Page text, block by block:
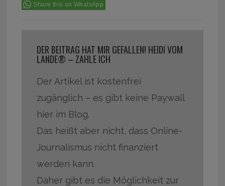
Share this on WhatsApp
DER BEITRAG HAT MIR GEFALLEN! HEIDI VOM
LANDE® – ZAHLE ICH
Der Artikel ist kostenfrei
zugänglich – es gibt keine Paywall
hier im Blog.
Das heißt aber nicht, dass Online-
Journalismus nicht finanziert
werden kann.
Daher gibt es die Möglichkeit zur